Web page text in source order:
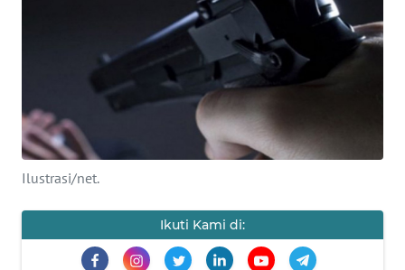
Ilustrasi/net.
Ikuti Kami di:
INTERNASIONAL
SERBA-SERBI
PENDIDIKAN
OLAHRAGA